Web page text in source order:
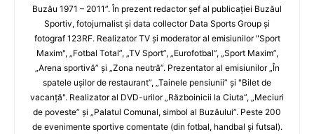
Buzău 1971 – 2011”. În prezent redactor şef al publicaţiei Buzăul
Sportiv, fotojurnalist şi data collector Data Sports Group şi
fotograf 123RF. Realizator TV şi moderator al emisiunilor "Sport
Maxim", „Fotbal Total”, „TV Sport”, „Eurofotbal”, „Sport Maxim”,
„Arena sportivă” şi „Zona neutră”. Prezentator al emisiunilor „În
spatele uşilor de restaurant”, „Tainele pensiunii” şi "Bilet de
vacanţă". Realizator al DVD-urilor „Războinicii la Ciuta”, „Meciuri
de poveste” şi „Palatul Comunal, simbol al Buzăului”. Peste 200
de evenimente sportive comentate (din fotbal, handbal şi futsal).